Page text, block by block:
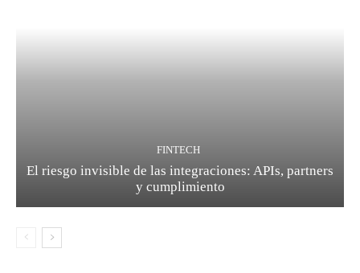
FINTECH
El riesgo invisible de las integraciones: APIs, partners
y cumplimiento